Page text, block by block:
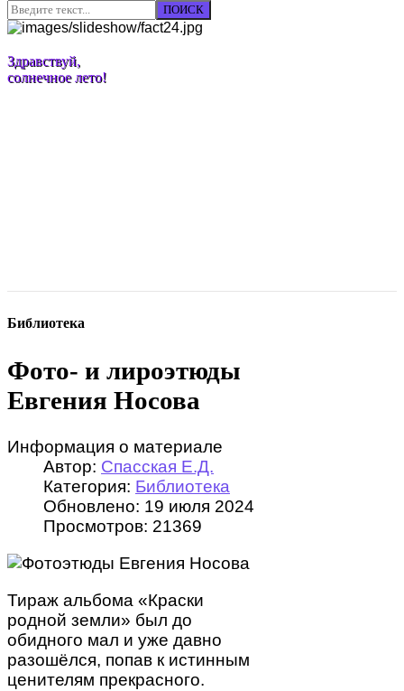
ПОИСК
Здравствуй,
солнечное лето!
Библиотека
Фото- и лироэтюды
Евгения Носова
Информация о материале
Автор: Спасская Е.Д.
Категория: Библиотека
Обновлено: 19 июля 2024
Просмотров: 21369
Тираж альбома «Краски
родной земли» был до
обидного мал и уже давно
разошёлся, попав к истинным
ценителям прекрасного.